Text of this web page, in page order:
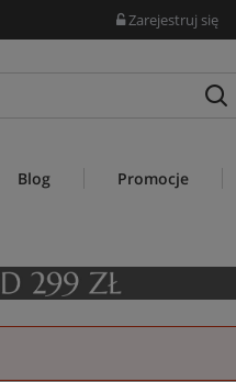
Zarejestruj się
Blog Promocje